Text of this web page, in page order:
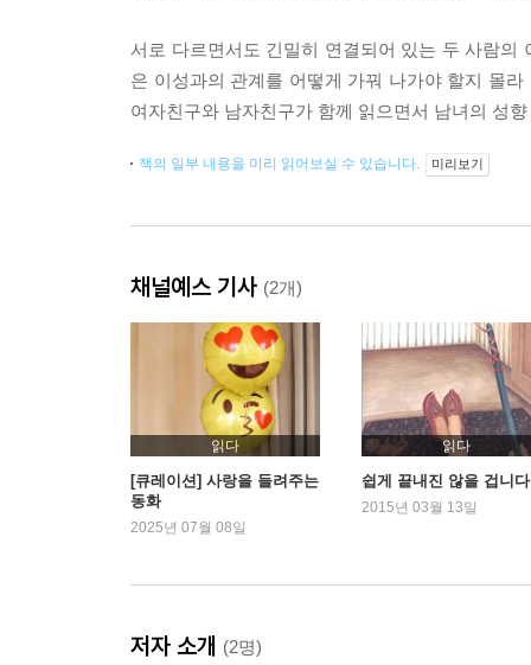
서로 다르면서도 긴밀히 연결되어 있는 두 사람
은 이성과의 관계를 어떻게 가꿔 나가야 할지 몰
여자친구와 남자친구가 함께 읽으면서 남녀의 성
책의 일부 내용을 미리 읽어보실 수 있습니다. 미리보기
채널예스 기사 (2개)
읽다
[큐레이션] 사랑을 들려주는
동화
2025년 07월 08일
읽다
쉽게 끝내진 않을 겁니다
2015년 03월 13일
저자 소개 (2명)